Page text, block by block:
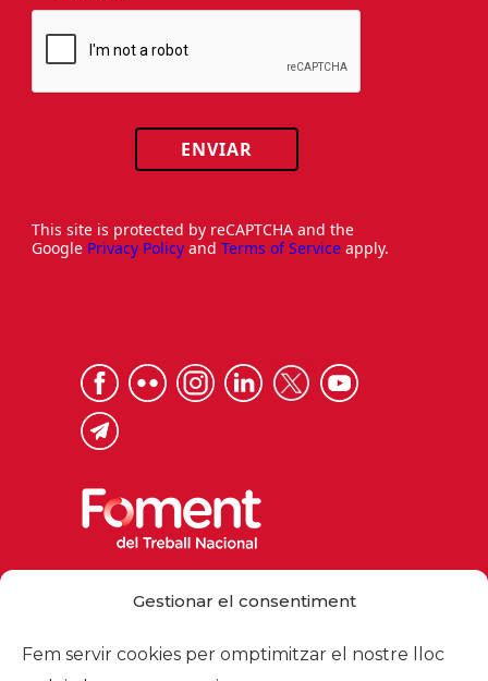
Gestionar el consentiment
Fem servir cookies per omptimitzar el nostre lloc
ENVIAR
This site is protected by reCAPTCHA and the
Google Privacy Policy and Terms of Service apply.
foment@foment.com